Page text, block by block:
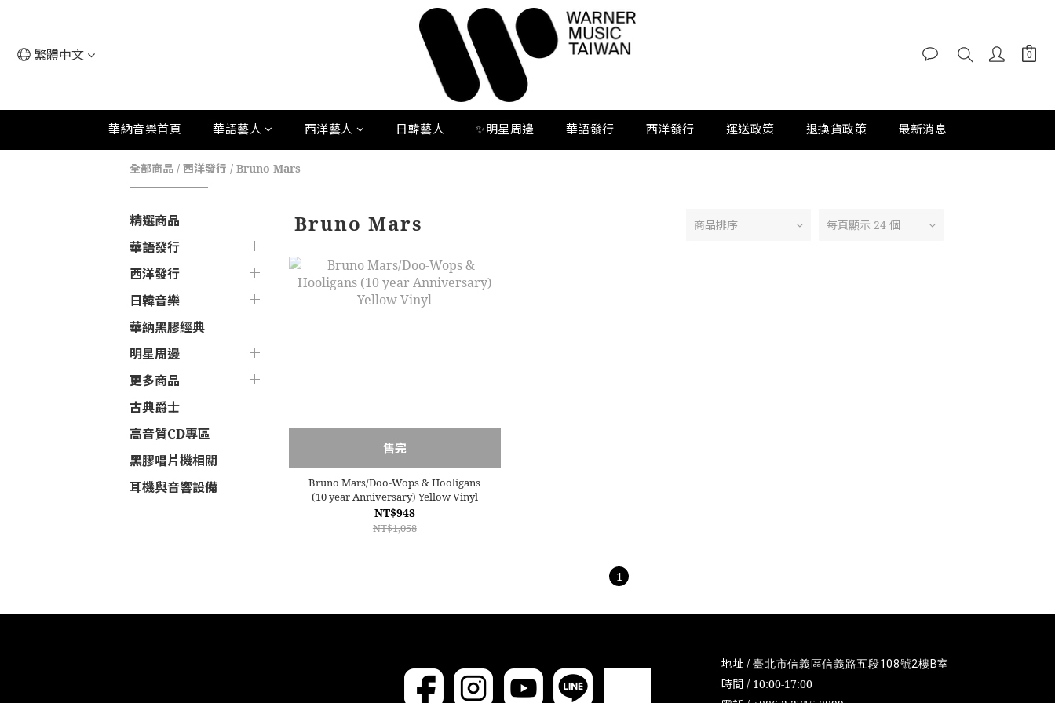
繁體中文
華納音樂首頁 華語藝人 西洋藝人 日韓藝人 ✨明星周邊 華語發行 西洋發行 運送政策 退換貨政策 最新消息
全部商品 / 西洋發行 / Bruno Mars
精選商品
華語發行
西洋發行
日韓音樂
華納黑膠經典
明星周邊
更多商品
古典爵士
高音質CD專區
黑膠唱片機相關
耳機與音響設備
Bruno Mars 商品排序 每頁顯示 24 個
售完
Bruno Mars/Doo-Wops & Hooligans
(10 year Anniversary) Yellow Vinyl
NT$948
NT$1,058
1
地址 /臺北市信義區信義路五段108號2樓B室
時間 / 10:00-17:00